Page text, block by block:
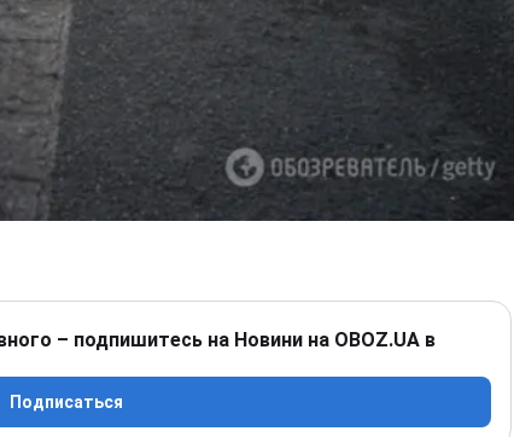
– подпишитесь на Новини на OBOZ.UA в
Подписаться